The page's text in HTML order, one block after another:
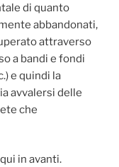
di quanto
abbandonati,
attraverso
a bandi e fondi
e quindi la
avvalersi delle
che
in avanti.